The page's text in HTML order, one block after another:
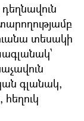
տեսակի
գլանակ,